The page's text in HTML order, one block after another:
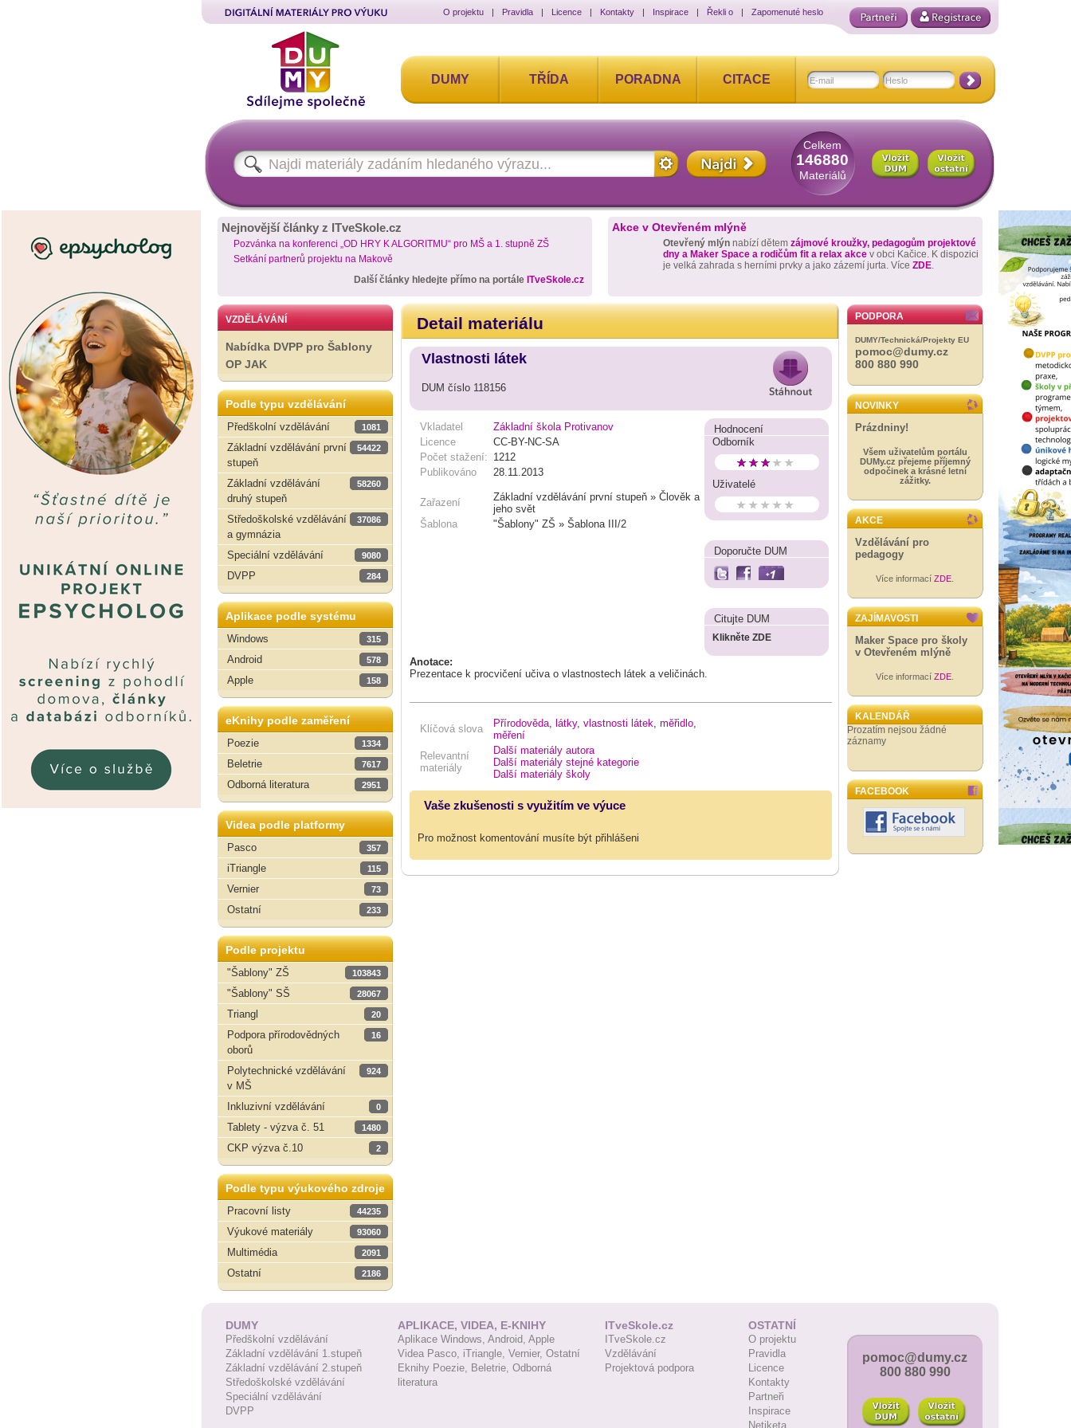
O projektu | Pravidla | Licence | Kontakty | Inspirace | Řekli o | Zapomenuté heslo
DUMY TŘÍDA PORADNA CITACE
Celkem
146880
Materiálů
Nejnovější články z ITveSkole.cz
Pozvánka na konferenci „OD HRY K ALGORITMU“ pro MŠ a 1. stupně ZŠ
Setkání partnerů projektu na Makově
Další články hledejte přímo na portále ITveSkole.cz
Akce v Otevřeném mlýně
Otevřený mlýn nabízí dětem zájmové kroužky, pedagogům projektové
dny a Maker Space a rodičům fit a relax akce v obci Kačice. K dispozici
je velká zahrada s herními prvky a jako zázemí jurta. Více ZDE.
VZDĚLÁVÁNÍ
Nabídka DVPP pro Šablony
OP JAK
Podle typu vzdělávání
Předškolní vzdělávání
1081
Základní vzdělávání první
stupeň
54422
Základní vzdělávání
druhý stupeň
58260
Středoškolské vzdělávání
a gymnázia
37086
Speciální vzdělávání 9080
DVPP 284
Aplikace podle systému
Windows
315
Android 578
Apple 158
eKnihy podle zaměření
Poezie
1334
Beletrie 7617
Odborná literatura 2951
Videa podle platformy
Pasco
357
iTriangle 115
Vernier 73
Ostatní 233
Podle projektu
"Šablony" ZŠ
103843
"Šablony" SŠ 28067
Triangl 20
Podpora přírodovědných
oborů
16
Polytechnické vzdělávání
v MŠ
924
Inkluzivní vzdělávání 0
Tablety - výzva č. 51 1480
CKP výzva č.10 2
Podle typu výukového zdroje
Pracovní listy
44235
Výukové materiály 93060
Multimédia 2091
Ostatní 2186
Detail materiálu
Vlastnosti látek
DUM číslo 118156
Vkladatel
Základní škola Protivanov
Licence
CC-BY-NC-SA
Počet stažení: 1212
Publikováno
28.11.2013
Zařazení
Základní vzdělávání první stupeň » Člověk a
jeho svět
Šablona
"Šablony" ZŠ » Šablona III/2
Hodnocení
Odborník
Uživatelé
Doporučte DUM
Citujte DUM
Klikněte ZDE
Anotace:
Prezentace k procvičení učiva o vlastnostech látek a veličinách.
Klíčová slova Přírodověda látky, vlastnosti látek měřidlo
měření
Relevantní
materiály
Další materiály autora
Další materiály stejné kategorie
Další materiály školy
Vaše zkušenosti s využitím ve výuce
Pro možnost komentování musíte být přihlášeni
PODPORA
DUMY/Technická/Projekty EU
pomoc@dumy.cz
800 880 990
NOVINKY
Prázdniny!
Všem uživatelům portálu
DUMy.cz přejeme příjemný
odpočinek a krásné letní
zážitky.
AKCE
Vzdělávání pro
pedagogy
Více informací ZDE
ZAJÍMAVOSTI
Maker Space pro školy
v Otevřeném mlýně
Více informací ZDE
KALENDÁŘ
Prozatím nejsou žádné
záznamy
FACEBOOK
DUMY
Předškolní vzdělávání
Základní vzdělávání 1.stupeň
Základní vzdělávání 2.stupeň
Středoškolské vzdělávání
Speciální vzdělávání
DVPP
APLIKACE, VIDEA, E-KNIHY
Aplikace Windows, Android, Apple
Videa Pasco, iTriangle, Vernier, Ostatní
Eknihy Poezie, Beletrie, Odborná
literatura
ITveSkole.cz
ITveSkole.cz
Vzdělávání
Projektová podpora
OSTATNÍ
O projektu
Pravidla
Licence
Kontakty
Partneři
Inspirace
Netiketa
pomoc@dumy.cz
800 880 990